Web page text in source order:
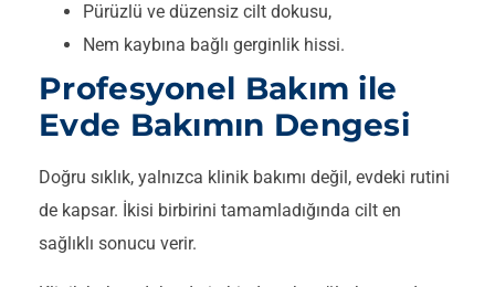
Pürüzlü ve düzensiz cilt dokusu,
Nem kaybına bağlı gerginlik hissi.
Profesyonel Bakım ile
Evde Bakımın Dengesi
Doğru sıklık, yalnızca klinik bakımı değil, evdeki rutini
de kapsar. İkisi birbirini tamamladığında cilt en
sağlıklı sonucu verir.